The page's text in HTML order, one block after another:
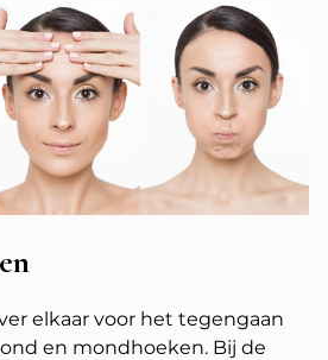
elkaar voor het tegengaan
en mondhoeken. Bij de